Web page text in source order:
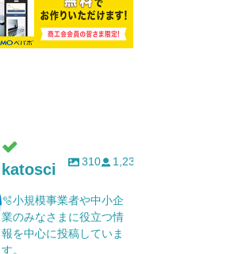
katosci 310 1,232
🫧小規模事業者や中小企
業のみなさまに役立つ情
報を中心に投稿していま
す。